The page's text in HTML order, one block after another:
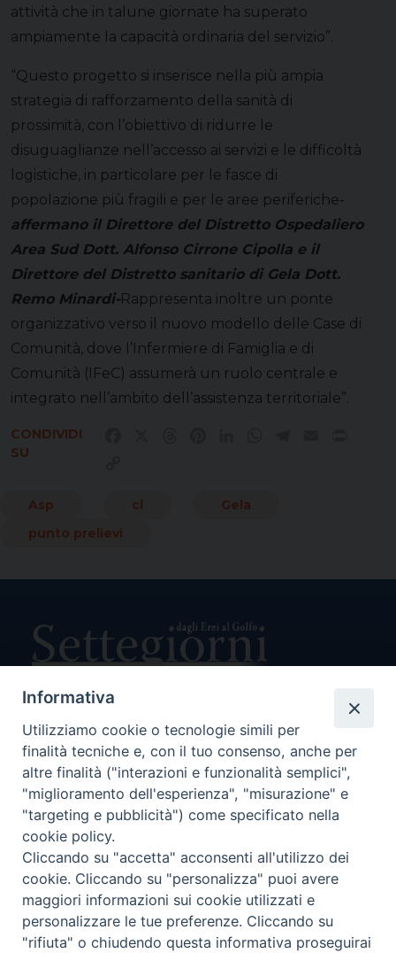
attività che in talune giornate ha superato
ampiamente la capacità ordinaria del servizio”.
“Questo progetto si inserisce nella più ampia
strategia di rafforzamento della sanità di
prossimità, con l’obiettivo di ridurre le
disuguaglianze nell’accesso ai servizi e le difficoltà
logistiche, in particolare per le fasce di
popolazione più fragili e per le aree periferiche-
affermano il Direttore del Distretto Ospedaliero
Area Sud Dott. Alfonso Cirrone Cipolla e il
Direttore del Distretto sanitario di Gela Dott.
Remo Minardi-Rappresenta inoltre un ponte
organizzativo verso il nuovo modello delle Case di
Comunità, dove l’Infermiere di Famiglia e di
Comunità (IFeC) assumerà un ruolo centrale e
integrato nell’ambito dell’assistenza territoriale”.
CONDIVIDI
SU
Asp cl
Gela
punto prelievi
Direttore Responsabile Giuseppe Rabita
Direttore Amministrativo Salvatore Bruno
Editore e Proprietà Opera di Religione della Diocesi di Piazza
Armerina,
Via Cammarata, 21 – Piazza Armerina
P. I. 01121870867
Autorizzazione Tribunale di Enna n. 113 del 24/2/2007
SEGUICI SU:
CHI SIAMO PRIVACY POLICY
Informativa
Utilizziamo cookie o tecnologie simili per
finalità tecniche e, con il tuo consenso, anche per
altre finalità ("interazioni e funzionalità semplici",
"miglioramento dell'esperienza", "misurazione" e
"targeting e pubblicità") come specificato nella
cookie policy.
Cliccando su "accetta" acconsenti all'utilizzo dei
cookie. Cliccando su "personalizza" puoi avere
maggiori informazioni sui cookie utilizzati e
personalizzare le tue preferenze. Cliccando su
"rifiuta" o chiudendo questa informativa proseguirai